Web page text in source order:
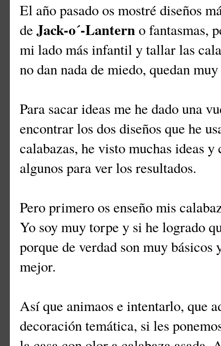
El año pasado os mostré diseños
de Jack-o´-Lanterno fantasmas,
mi lado más infantil y tallar las
no dan nada de miedo, quedan
Para sacar ideas me he dado una
encontrar los dos diseños que he
calabazas, he visto muchas ideas
algunos para ver los resultados.
Pero primero os enseño mis
Yo soy muy torpe y si he logrado
porque de verdad son muy
mejor.
Así que animaos e intentarlo, que
decoración temática, si les